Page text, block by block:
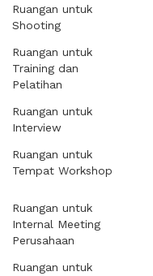
Ruangan untuk
Shooting
Ruangan untuk
Training dan
Pelatihan
Ruangan untuk
Interview
Ruangan untuk
Tempat Workshop
Ruangan untuk
Internal Meeting
Perusahaan
Ruangan untuk